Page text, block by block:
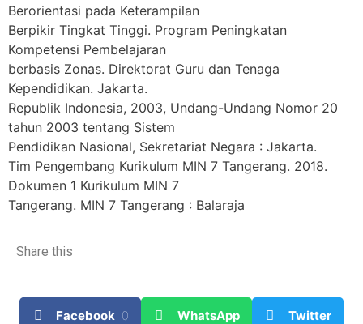
Berorientasi pada Keterampilan
Berpikir Tingkat Tinggi. Program Peningkatan
Kompetensi Pembelajaran
berbasis Zonas. Direktorat Guru dan Tenaga
Kependidikan. Jakarta.
Republik Indonesia, 2003, Undang-Undang Nomor 20
tahun 2003 tentang Sistem
Pendidikan Nasional, Sekretariat Negara : Jakarta.
Tim Pengembang Kurikulum MIN 7 Tangerang. 2018.
Dokumen 1 Kurikulum MIN 7
Tangerang. MIN 7 Tangerang : Balaraja
Share this
Facebook 0 WhatsApp Twitter